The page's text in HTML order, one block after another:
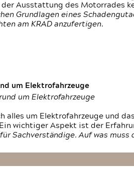
Ausstattung des Motorrades
Grundlagen eines
am KRAD anzufertigen.
um Elektrofahrzeuge
um Elektrofahrzeuge
alles um Elektrofahrzeuge und
wichtiger Aspekt ist der
Sachverständige. Auf was